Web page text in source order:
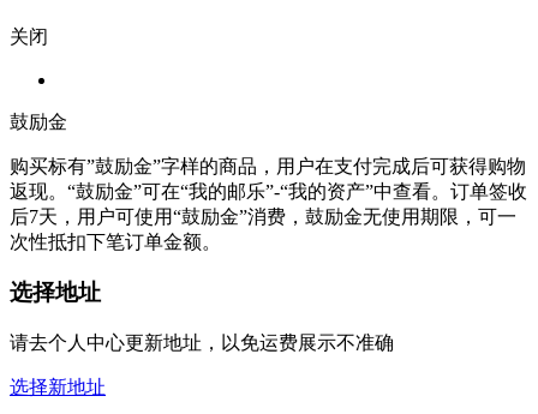
关闭
鼓励金
购买标有”鼓励金”字样的商品，用户在支付完成后可获得购物
返现。“鼓励金”可在“我的邮乐”-“我的资产”中查看。订单签收
后7天，用户可使用“鼓励金”消费，鼓励金无使用期限，可一
次性抵扣下笔订单金额。
选择地址
请去个人中心更新地址，以免运费展示不准确
选择新地址